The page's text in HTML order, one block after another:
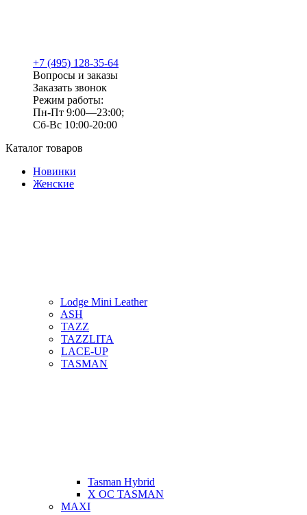
+7 (495) 128-35-64
Вопросы и заказы
Заказать звонок
Режим работы:
Пн-Пт 9:00—23:00;
Сб-Вс 10:00-20:00
Каталог товаров
Новинки
Женские
Lodge Mini Leather
ASH
TAZZ
TAZZLITA
LACE-UP
TASMAN
Tasman Hybrid
X OC TASMAN
MAXI